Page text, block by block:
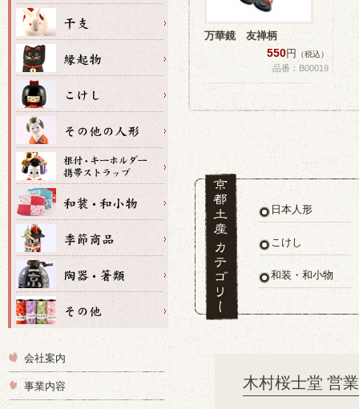
万華鏡 友禅柄
550円 （税込）
品番：B00019
日本人形
こけし
和装・和小物
木村桜士堂 営
会社案内
事業内容